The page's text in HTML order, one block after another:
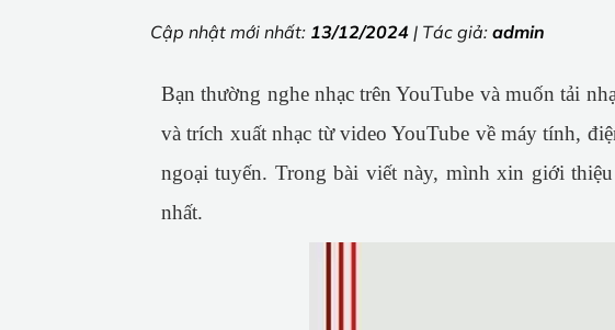
Cập nhật mới nhất: 13/12/2024 | Tác giả: admin
Bạn thường nghe nhạc trên YouTube và muốn tải
và trích xuất nhạc từ video YouTube về máy tính,
ngoại tuyến. Trong bài viết này, mình xin giới
nhất.